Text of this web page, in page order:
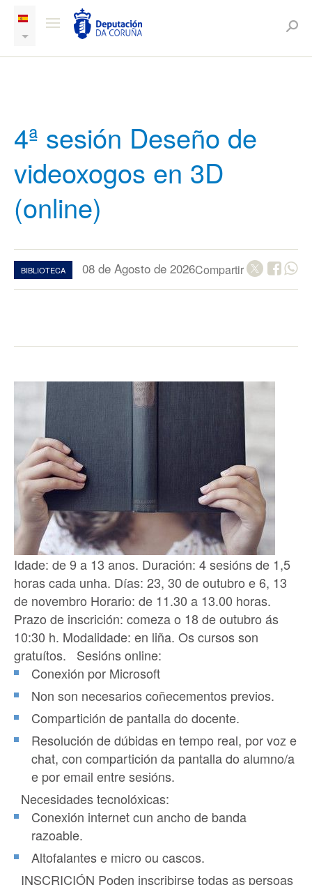
4ª sesión Deseño de
videoxogos en 3D
(online)
BIBLIOTECA 08 de Agosto de 2026Compartir
Idade: de 9 a 13 anos. Duración: 4 sesións de 1,5
horas cada unha. Días: 23, 30 de outubro e 6, 13
de novembro Horario: de 11.30 a 13.00 horas.
Prazo de inscrición: comeza o 18 de outubro ás
10:30 h. Modalidade: en liña. Os cursos son
gratuítos. Sesións online:
Conexión por Microsoft
Non son necesarios coñecementos previos.
Compartición de pantalla do docente.
Resolución de dúbidas en tempo real, por voz e
chat, con compartición da pantalla do alumno/a
e por email entre sesións.
Necesidades tecnolóxicas:
Conexión internet cun ancho de banda
razoable.
Altofalantes e micro ou cascos.
INSCRICIÓN Poden inscribirse todas as persoas